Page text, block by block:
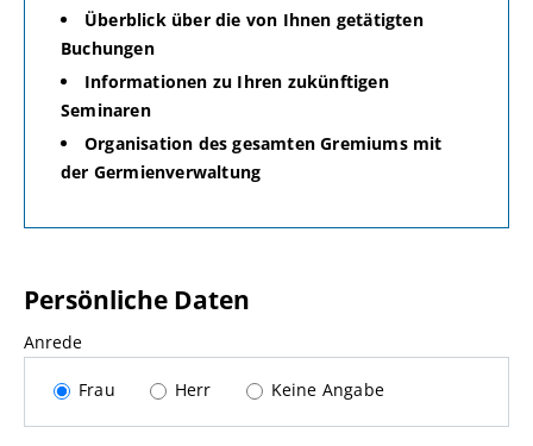
Überblick über die von Ihnen getätigten
Buchungen
Informationen zu Ihren zukünftigen
Seminaren
Organisation des gesamten Gremiums mit
der Germienverwaltung
Persönliche Daten
Anrede
Frau Herr Keine Angabe